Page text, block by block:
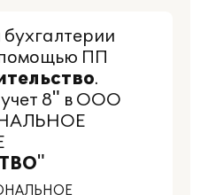
помощью ПП
.
учет 8" в ООО
"